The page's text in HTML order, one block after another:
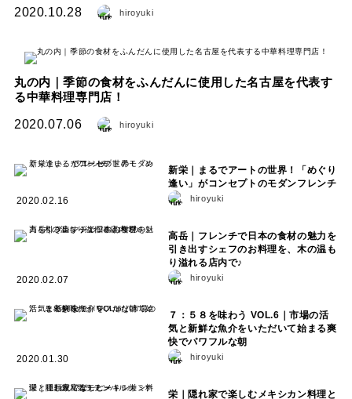
2020.10.28 hiroyuki
丸の内｜季節の食材をふんだんに使用した名古屋を代表す
る中華料理専門店！
2020.07.06 hiroyuki
2020.02.16
新栄｜まるでアートの世界！「めぐり
逢い」がコンセプトのモダンフレンチ
hiroyuki
2020.02.07
高岳｜フレンチで日本の食材の魅力を
引き出すシェフのお料理を、木の温も
り溢れる店内で♪
hiroyuki
2020.01.30
７：５８を味わう VOL.6｜市場の活
気と新鮮な魚介をいただいて始まる爽
快でパワフルな朝
hiroyuki
栄｜隠れ家で楽しむメキシカン料理と